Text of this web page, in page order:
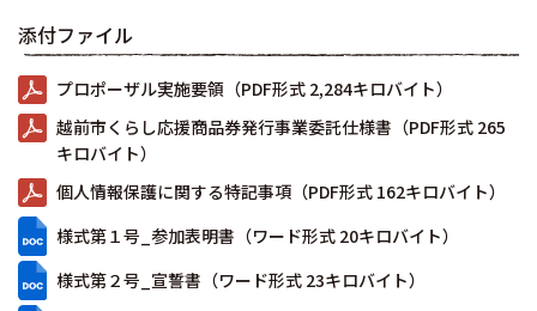
添付ファイル
プロポーザル実施要領（PDF形式 2,284キロバイト）
越前市くらし応援商品券発行事業委託仕様書（PDF形式 265
キロバイト）
個人情報保護に関する特記事項（PDF形式 162キロバイト）
様式第１号_参加表明書（ワード形式 20キロバイト）
様式第２号_宣誓書（ワード形式 23キロバイト）